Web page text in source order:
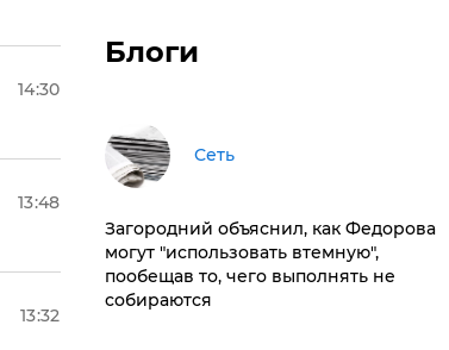
14:30
13:48
13:32
Блоги
Сеть
Загородний объяснил, как Федорова
могут "использовать втемную",
пообещав то, чего выполнять не
собираются